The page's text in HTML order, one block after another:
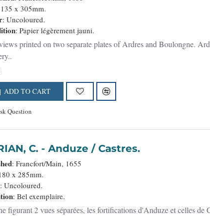
x 305mm.
: Uncoloured.
: Papier légèrement jauni.
printed on two separate plates of Ardres and Boulongne.
ADD TO CART
Question
MERIAN, C. - Anduze / Castres.
: Francfort/Main, 1655
x 285mm.
: Uncoloured.
: Bel exemplaire.
figurant 2 vues séparées, les fortifications d'Anduze et celles de